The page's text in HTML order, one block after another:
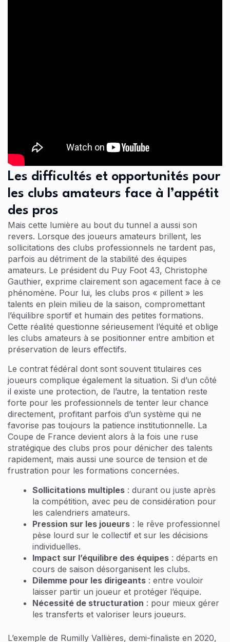
Les difficultés et opportunités pour
les clubs amateurs face à l’appétit
des pros
Mais cette lumière au bout du tunnel a aussi son
revers. Lorsque des joueurs amateurs brillent, les
sollicitations des clubs professionnels ne tardent pas,
parfois au détriment de la stabilité des équipes
amateurs. Le président du Puy Foot 43, Christophe
Gauthier, exprime clairement son agacement face à ce
phénomène. Pour lui, les clubs pros « pillent » les
talents en plein milieu de la saison, compromettant
l’équilibre sportif et humain des petites formations.
Cette réalité questionne sérieusement l’équité et oblige
les clubs amateurs à se positionner entre ambition et
préservation de leurs effectifs.
Le contrat fédéral dont sont souvent titulaires ces
joueurs complique également la situation. Si d’un côté
il existe une protection, de l’autre, la tentation reste
forte pour les professionnels de tenter leur chance
directement, profitant parfois d’un système qui ne
favorise pas toujours la patience institutionnelle. La
Coupe de France devient alors à la fois une ruse
stratégique des clubs pros pour dénicher des talents
rapidement, mais aussi une source de tension et de
frustration pour les formations concernées.
Sollicitations multiples : durant ou juste après
la compétition, avec peu de considération pour
les calendriers amateurs.
Pression sur les joueurs : le rêve professionnel
pèse lourd sur le collectif et sur les décisions
individuelles.
Impact sur l’équilibre des équipes : départs en
cours de saison désorganisent les clubs.
Dilemme pour les dirigeants : entre vouloir
laisser partir un joueur et protéger l’équipe.
Nécessité de structuration : pour mieux gérer
les transferts et valoriser leurs joueurs.
L’exemple de Rumilly Vallières, demi-finaliste en 2020,